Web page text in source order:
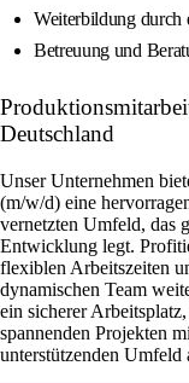
Weiterbildung durch
Betreuung und
Deutschland
Unser Unternehmen
(m/w/d) eine
vernetzten Umfeld, das
Entwicklung legt.
flexiblen Arbeitszeiten
dynamischen Team
ein sicherer
spannenden Projekten
unterstützenden Umfeld